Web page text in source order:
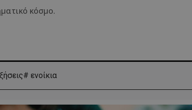
κόσμο.
# ενοίκια